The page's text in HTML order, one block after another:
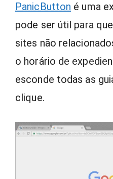
PanicButton é uma
pode ser útil para
sites não
o horário de
esconde todas as
clique.